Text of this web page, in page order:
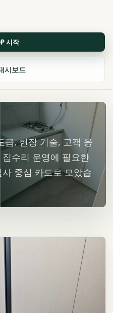
시보드
급, 현장 기술, 고객 응
수리 운영에 필요한
사 중심 카드로 모았습